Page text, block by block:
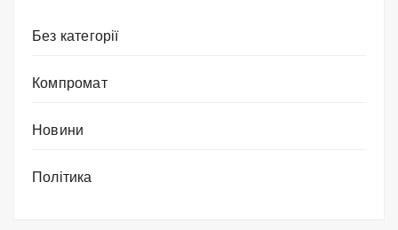
Без категорії
Компромат
Новини
Політика